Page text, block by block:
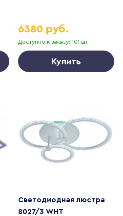
Доступно к заказу: 101 шт.
6380 руб.
Купить
Светодиодная люстра
8027/3 WHT